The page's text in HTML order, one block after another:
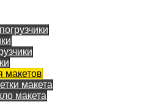
макетов
макета
макета